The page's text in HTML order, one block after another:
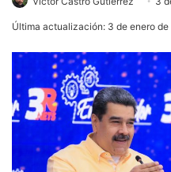
Última actualización: 3 de enero